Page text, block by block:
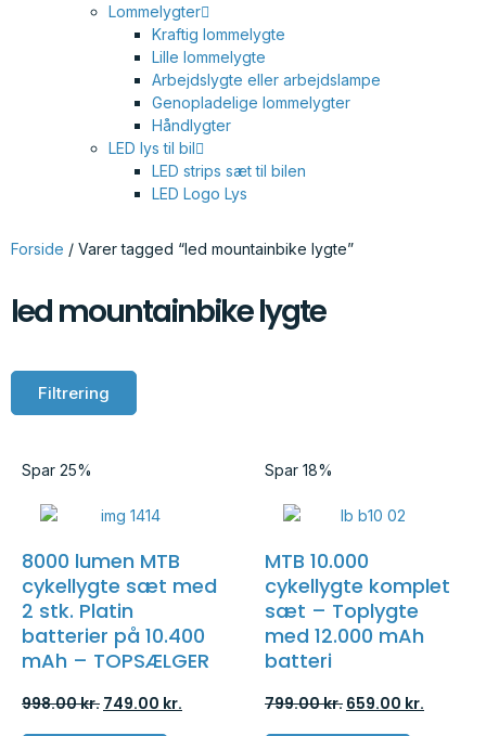
Lommelygter
Kraftig lommelygte
Lille lommelygte
Arbejdslygte eller arbejdslampe
Genopladelige lommelygter
Håndlygter
LED lys til bil
LED strips sæt til bilen
LED Logo Lys
Forside / Varer tagged “led mountainbike lygte”
led mountainbike lygte
Filtrering
Spar 25%
8000 lumen MTB
cykellygte sæt med
2 stk. Platin
batterier på 10.400
mAh – TOPSÆLGER
998.00kr. 749.00 kr.
Spar 18%
MTB 10.000
cykellygte komplet
sæt – Toplygte
med 12.000 mAh
batteri
799.00kr. 659.00 kr.